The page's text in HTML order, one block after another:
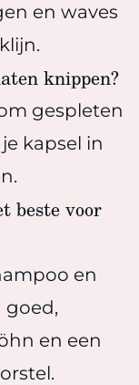
en waves
knippen?
gespleten
kapsel in
beste voor
en
goed,
en een